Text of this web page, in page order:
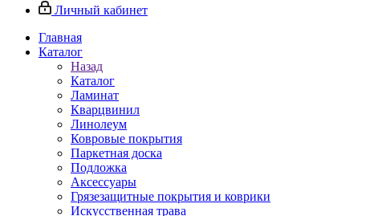
Личный кабинет
Главная
Каталог
Назад
Каталог
Ламинат
Кварцвинил
Линолеум
Ковровые покрытия
Паркетная доска
Подложка
Аксессуары
Грязезащитные покрытия и коврики
Искусственная трава